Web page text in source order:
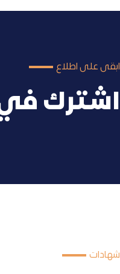
ابقى على اطلاع
اشترك في
شهادات